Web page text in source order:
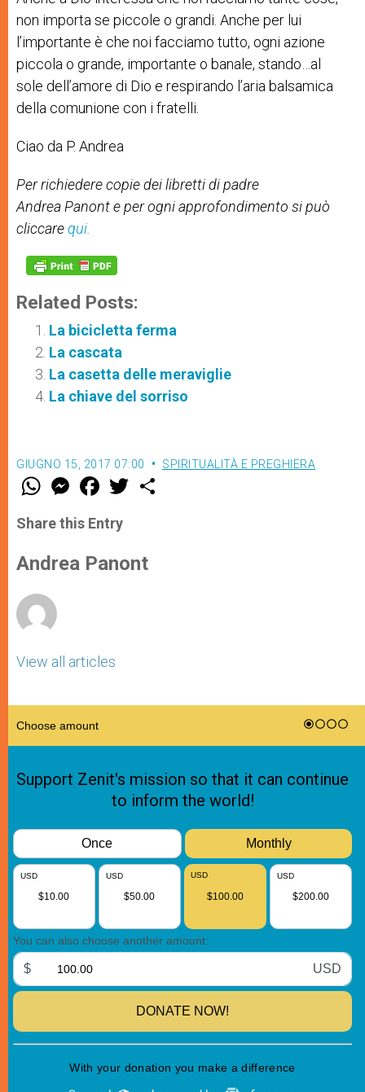
non importa se piccole o grandi. Anche per lui
l’importante è che noi facciamo tutto, ogni azione
piccola o grande, importante o banale, stando…al
sole dell’amore di Dio e respirando l’aria balsamica
della comunione con i fratelli.
Ciao da P. Andrea
Per richiedere copie dei libretti di padre
Andrea Panont e per ogni approfondimento si può
cliccarequi
Related Posts:
La bicicletta ferma
La cascata
La casetta delle meraviglie
La chiave del sorriso
GIUGNO 15, 2017 07:00 SPIRITUALITÀ E PREGHIERA
W
t
s
p
p
M
e
s
e
g
e
F
a
e
b
o
k
w
r
Share this Entry
Andrea Panont
View all articles